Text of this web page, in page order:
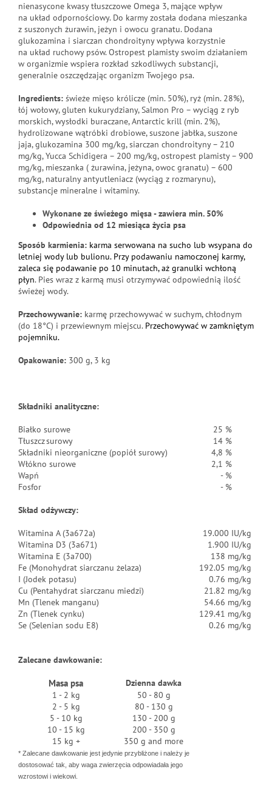
nienasycone kwasy tłuszczowe Omega 3, mające wpływ
na układ odpornościowy. Do karmy została dodana mieszanka
z suszonych żurawin, jeżyn i owocu granatu. Dodana
glukozamina i siarczan chondroityny wpływa korzystnie
na układ ruchowy psów. Ostropest plamisty swoim działaniem
w organizmie wspiera rozkład szkodliwych substancji,
generalnie oszczędzając organizm Twojego psa.
Ingredients: świeże mięso królicze (min. 50%), ryż (min. 28%),
łój wołowy, gluten kukurydziany, Salmon Pro – wyciąg z ryb
morskich, wysłodki buraczane, Antarctic krill (min. 2%),
hydrolizowane wątróbki drobiowe, suszone jabłka, suszone
jaja, glukozamina 300 mg/kg, siarczan chondroityny – 210
mg/kg, Yucca Schidigera – 200 mg/kg, ostropest plamisty – 900
mg/kg, mieszanka ( żurawina, jeżyna, owoc granatu) – 600
mg/kg, naturalny antyutleniacz (wyciąg z rozmarynu),
substancje mineralne i witaminy.
Wykonane ze świeżego mięsa -zawiera min. 50%
Odpowiednia od 12 miesiąca życia psa
Sposób karmienia: karma serwowana na sucho lub wsypana do
letniej wody lub bulionu. Przy podawaniu namoczonej karmy,
zaleca się podawanie po 10 minutach, aż granulki wchłoną
płyn. Pies wraz z karmą musi otrzymywać odpowiednią ilość
świeżej wody.
Przechowywanie: karmę przechowywać w suchym, chłodnym
(do 18°C) i przewiewnym miejscu. Przechowywać w zamkniętym
pojemniku.
Opakowanie: 300 g, 3 kg
Składniki analityczne:
Białko surowe
25 %
Tłuszcz surowy
14 %
Składniki nieorganiczne (popiół surowy)
4,8 %
Włókno surowe
2,1 %
Wapń
- %
Fosfor
- %
Skład odżywczy:
Witamina A (3a672a)
19.000 IU/kg
Witamina D3 (3a671)
1.900 IU/kg
Witamina E (3a700)
138 mg/kg
Fe (Monohydrat siarczanu żelaza)
192.05 mg/kg
I (Jodek potasu)
0.76 mg/kg
Cu (Pentahydrat siarczanu miedzi)
21.82 mg/kg
Mn (Tlenek manganu)
54.66 mg/kg
Zn (Tlenek cynku)
129.41 mg/kg
Se (Selenian sodu E8)
0.26 mg/kg
Zalecane dawkowanie:
Masa psa
Dzienna dawka
1 - 2 kg
50 - 80 g
2 - 5 kg
80 - 130 g
5 - 10 kg
130 - 200 g
10 - 15 kg
200 - 350 g
15 kg +
350 g and more
* Zalecane dawkowanie jest jedynie przybliżone i należy je
dostosować tak, aby waga zwierzęcia odpowiadała jego
wzrostowi i wiekowi.